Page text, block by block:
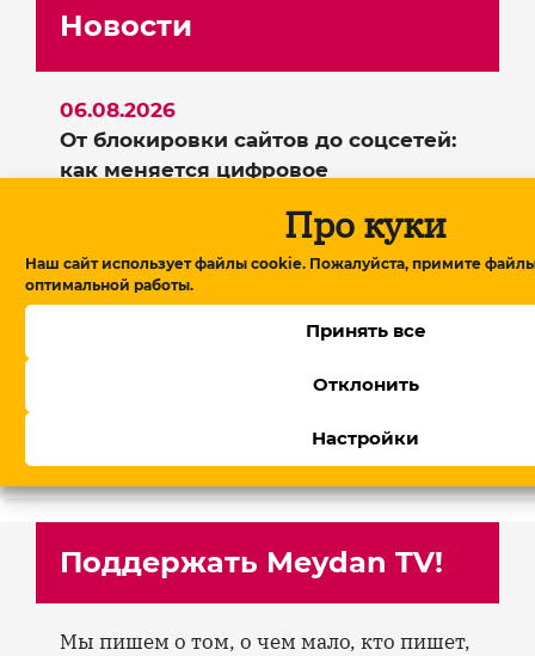
Про куки
Наш сайт использует файлы cookie. Пожалуйста, примите
оптимальной работы.
Принять все
Отклонить
Настройки
Новости
От блокировки сайтов до соцсетей:
как меняется цифровое
06.08.2026
Глава американского фонда TRIPP+
на переговорах в Армении: детали
правительство, Пашинян обещает
Поддержать Meydan TV!
Мы пишем о том, о чем мало, кто пишет,